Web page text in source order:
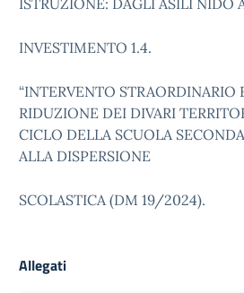
ISTRUZIONE: DAGLI ASILI NIDO
INVESTIMENTO 1.4.
“INTERVENTO STRAORDINARIO
RIDUZIONE DEI DIVARI
CICLO DELLA SCUOLA
ALLA DISPERSIONE
SCOLASTICA (DM 19/2024).
Allegati